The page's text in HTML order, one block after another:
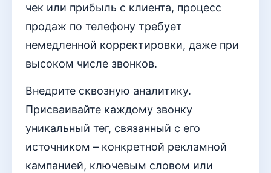
чек или прибыль с клиента, процесс
продаж по телефону требует
немедленной корректировки, даже при
высоком числе звонков.
Внедрите сквозную аналитику.
Присваивайте каждому звонку
уникальный тег, связанный с его
источником – конкретной рекламной
кампанией, ключевым словом или